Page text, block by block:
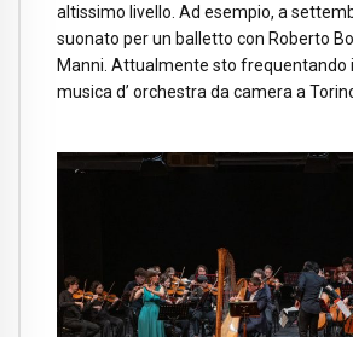
altissimo livello. Ad esempio, a
suonato per un balletto con Roberto
Manni. Attualmente sto frequentando
musica d’ orchestra da camera a